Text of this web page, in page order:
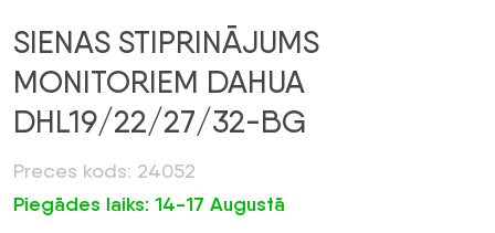
SIENAS STIPRINĀJUMS
MONITORIEM DAHUA
DHL19/22/27/32-BG
Preces kods: 24052
Piegādes laiks: 14-17 Augustā